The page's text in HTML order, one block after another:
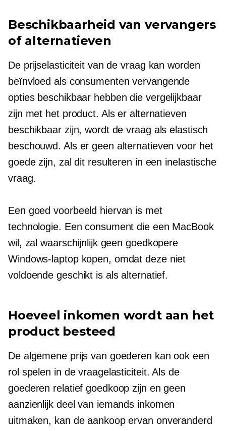
Beschikbaarheid van vervangers
of alternatieven
De prijselasticiteit van de vraag kan worden
beïnvloed als consumenten vervangende
opties beschikbaar hebben die vergelijkbaar
zijn met het product. Als er alternatieven
beschikbaar zijn, wordt de vraag als elastisch
beschouwd. Als er geen alternatieven voor het
goede zijn, zal dit resulteren in een inelastische
vraag.
Een goed voorbeeld hiervan is met
technologie. Een consument die een MacBook
wil, zal waarschijnlijk geen goedkopere
Windows-laptop kopen, omdat deze niet
voldoende geschikt is als alternatief.
Hoeveel inkomen wordt aan het
product besteed
De algemene prijs van goederen kan ook een
rol spelen in de vraagelasticiteit. Als de
goederen relatief goedkoop zijn en geen
aanzienlijk deel van iemands inkomen
uitmaken, kan de aankoop ervan onveranderd